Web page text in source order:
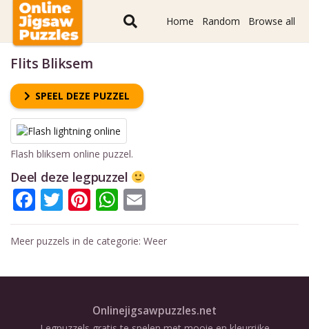
Home Random Browse all
Flits Bliksem
SPEEL DEZE PUZZEL
Flash bliksem online puzzel.
Deel deze legpuzzel
Facebook
Twitter
Pinterest
WhatsApp
Meer puzzels in de categorie:Weer
Onlinejigsawpuzzles.net